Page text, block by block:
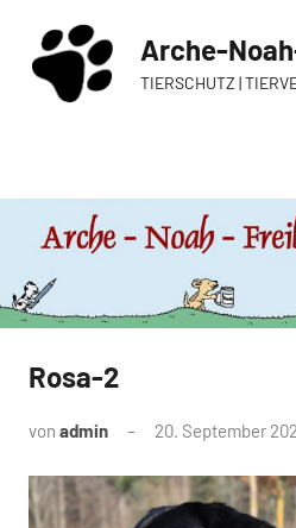
Inhalt
springen
Arche-
TIERSCHUTZ |
Rosa-2
von admin 20. September